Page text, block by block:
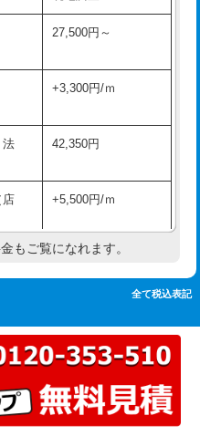
16,500円
現場見積
す。
16,500円
超
業） 11,000円~
66,000円
） 27,500円
） 38,500円
27,500円～
+3,300円/ｍ
法
42,350円
店
+5,500円/ｍ
現地調査
33,000円
+3,300円
33,000円
もご覧になれます。
全て税込表記